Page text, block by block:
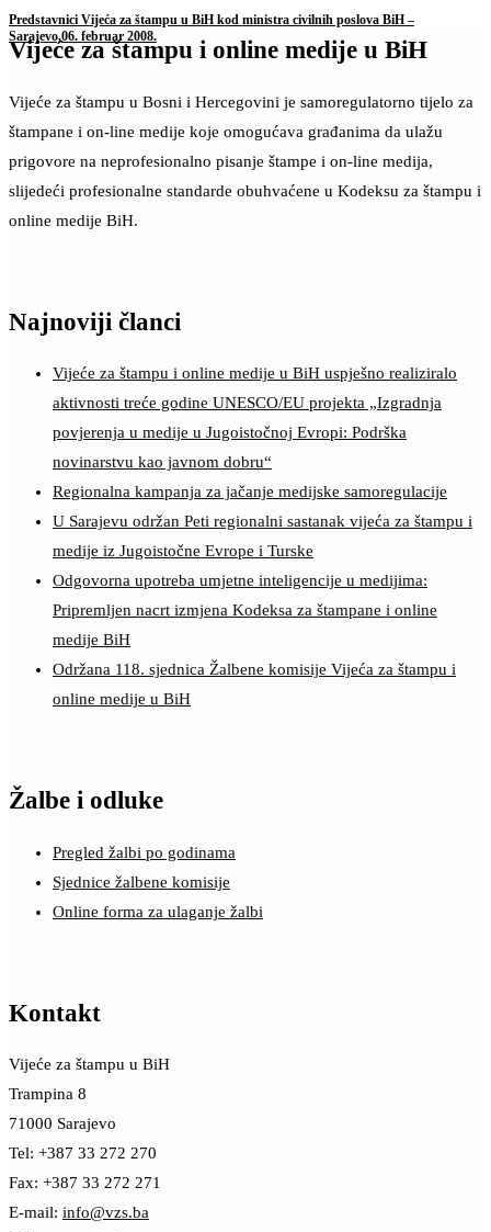
Predstavnici Vijeća za štampu u BiH kod ministra civilnih poslova BiH –
Sarajevo,06. februar 2008.
Vijeće za štampu i online medije u BiH
Vijeće za štampu u Bosni i Hercegovini je samoregulatorno tijelo za
štampane i on-line medije koje omogućava građanima da ulažu
prigovore na neprofesionalno pisanje štampe i on-line medija,
slijedeći profesionalne standarde obuhvaćene u Kodeksu za štampu i
online medije BiH.
Najnoviji članci
Vijeće za štampu i online medije u BiH uspješno realiziralo
aktivnosti treće godine UNESCO/EU projekta „Izgradnja
povjerenja u medije u Jugoistočnoj Evropi: Podrška
novinarstvu kao javnom dobru“
Regionalna kampanja za jačanje medijske samoregulacije
U Sarajevu održan Peti regionalni sastanak vijeća za štampu i
medije iz Jugoistočne Evrope i Turske
Odgovorna upotreba umjetne inteligencije u medijima:
Pripremljen nacrt izmjena Kodeksa za štampane i online
medije BiH
Održana 118. sjednica Žalbene komisije Vijeća za štampu i
online medije u BiH
Žalbe i odluke
Pregled žalbi po godinama
Sjednice žalbene komisije
Online forma za ulaganje žalbi
Kontakt
Vijeće za štampu u BiH
Trampina 8
71000 Sarajevo
Tel: +387 33 272 270
Fax: +387 33 272 271
E-mail: info@vzs.ba